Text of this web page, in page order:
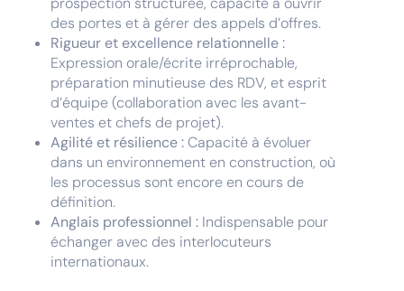
des portes et à gérer des appels d’offres.
Rigueur et excellence relationnelle :
Expression orale/écrite irréprochable,
préparation minutieuse des RDV, et esprit
d’équipe (collaboration avec les avant-
ventes et chefs de projet).
Agilité et résilience :Capacité à évoluer
dans un environnement en construction, où
les processus sont encore en cours de
définition.
Anglais professionnel : Indispensable pour
échanger avec des interlocuteurs
internationaux.